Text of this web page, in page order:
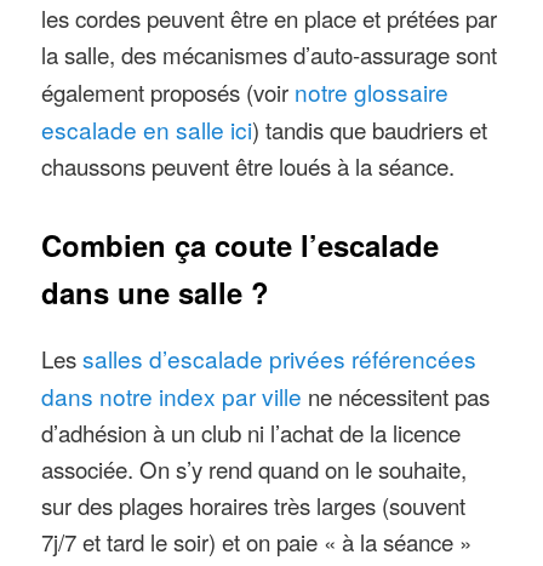
les cordes peuvent être en place et prétées par
la salle, des mécanismes d’auto-assurage sont
également proposés (voir notre glossaire
escalade en salle ici) tandis que baudriers et
chaussons peuvent être loués à la séance.
Combien ça coute l’escalade
dans une salle ?
Lessalles d’escalade privées référencées
dans notre index par ville ne nécessitent pas
d’adhésion à un club ni l’achat de la licence
associée. On s’y rend quand on le souhaite,
sur des plages horaires très larges (souvent
7j/7 et tard le soir) et on paie « à la séance »